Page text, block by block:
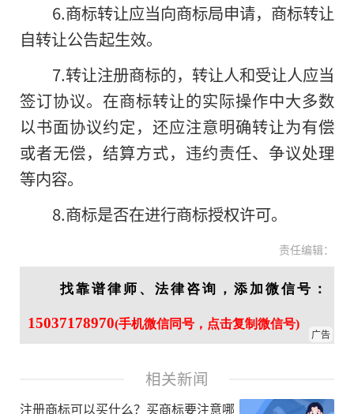
6.商标转让应当向商标局申请，商标转让
自转让公告起生效。
7.转让注册商标的，转让人和受让人应当
签订协议。在商标转让的实际操作中大多数
以书面协议约定，还应注意明确转让为有偿
或者无偿，结算方式，违约责任、争议处理
等内容。
8.商标是否在进行商标授权许可。
责任编辑：
找靠谱律师、法律咨询，添加微信号：
15037178970(手机微信同号，点击复制微信号)
广告
相关新闻
注册商标可以买什么？买商标要注意哪